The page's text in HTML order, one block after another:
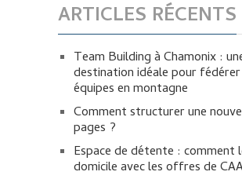
ARTICLES RÉCENTS
Team Building à Chamonix :
destination idéale pour
équipes en montagne
Comment structurer une
pages ?
Espace de détente : comment
domicile avec les offres de